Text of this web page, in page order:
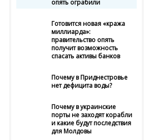
опять ограбили
Готовится новая «кража
миллиарда»:
правительство опять
получит возможность
спасать активы банков
Почему в Приднестровье
нет дефицита воды?
Почему в украинские
порты не заходят корабли
и какие будут последствия
для Молдовы